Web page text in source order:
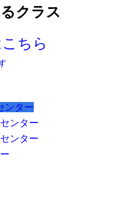
クラス
ちら
ンター
ンター
ンター